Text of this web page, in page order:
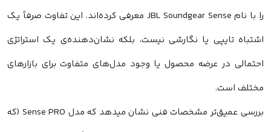
را با نام JBL Soundgear Sense معرفی کرده‌اند. این تفاوت صرفاً یک
اشتباه تایپی یا نگارشی نیست، بلکه نشان‌دهنده‌ی یک استراتژی
احتمالی در عرضه محصول یا وجود مدل‌های متفاوت برای بازارهای
مختلف است.
بررسی عمیق‌تر مشخصات فنی نشان میدهد که مدل Sense PRO (که